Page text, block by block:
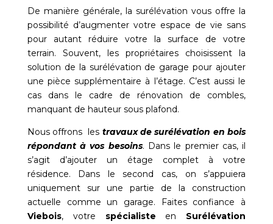
De manière générale, la surélévation vous offre la
possibilité d’augmenter votre espace de vie sans
pour autant réduire votre la surface de votre
terrain. Souvent, les propriétaires choisissent la
solution de la surélévation de garage pour ajouter
une pièce supplémentaire à l’étage. C’est aussi le
cas dans le cadre de rénovation de combles,
manquant de hauteur sous plafond.
Nous offrons les travaux de surélévation en bois
répondant à vos besoins. Dans le premier cas, il
s’agit d’ajouter un étage complet à votre
résidence. Dans le second cas, on s’appuiera
uniquement sur une partie de la construction
actuelle comme un garage. Faites confiance à
Viebois, votre spécialiste en Surélévation